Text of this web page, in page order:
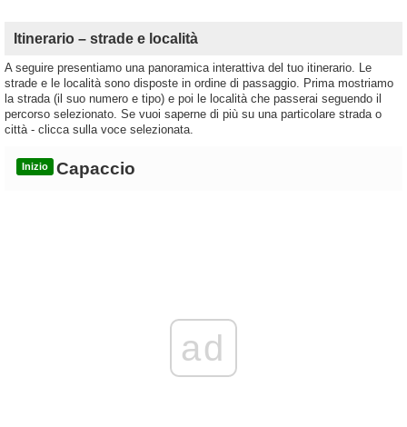
Itinerario – strade e località
A seguire presentiamo una panoramica interattiva del tuo itinerario. Le
strade e le località sono disposte in ordine di passaggio. Prima mostriamo
la strada (il suo numero e tipo) e poi le località che passerai seguendo il
percorso selezionato. Se vuoi saperne di più su una particolare strada o
città - clicca sulla voce selezionata.
Inizio Capaccio
ad